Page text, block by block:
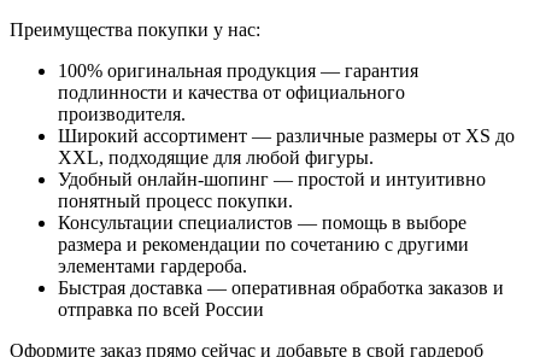
Преимущества покупки у нас:
100% оригинальная продукция — гарантия
подлинности и качества от официального
производителя.
Широкий ассортимент — различные размеры от XS до
XXL, подходящие для любой фигуры.
Удобный онлайн-шопинг — простой и интуитивно
понятный процесс покупки.
Консультации специалистов — помощь в выборе
размера и рекомендации по сочетанию с другими
элементами гардероба.
Быстрая доставка — оперативная обработка заказов и
отправка по всей России
Оформите заказ прямо сейчас и добавьте в свой гардероб